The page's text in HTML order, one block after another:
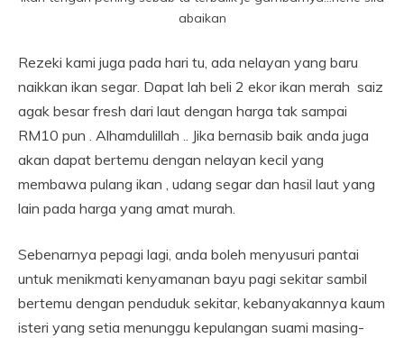
abaikan
Rezeki kami juga pada hari tu, ada nelayan yang baru
naikkan ikan segar. Dapat lah beli 2 ekor ikan merah saiz
agak besar fresh dari laut dengan harga tak sampai
RM10 pun . Alhamdulillah .. Jika bernasib baik anda juga
akan dapat bertemu dengan nelayan kecil yang
membawa pulang ikan , udang segar dan hasil laut yang
lain pada harga yang amat murah.
Sebenarnya pepagi lagi, anda boleh menyusuri pantai
untuk menikmati kenyamanan bayu pagi sekitar sambil
bertemu dengan penduduk sekitar, kebanyakannya kaum
isteri yang setia menunggu kepulangan suami masing-